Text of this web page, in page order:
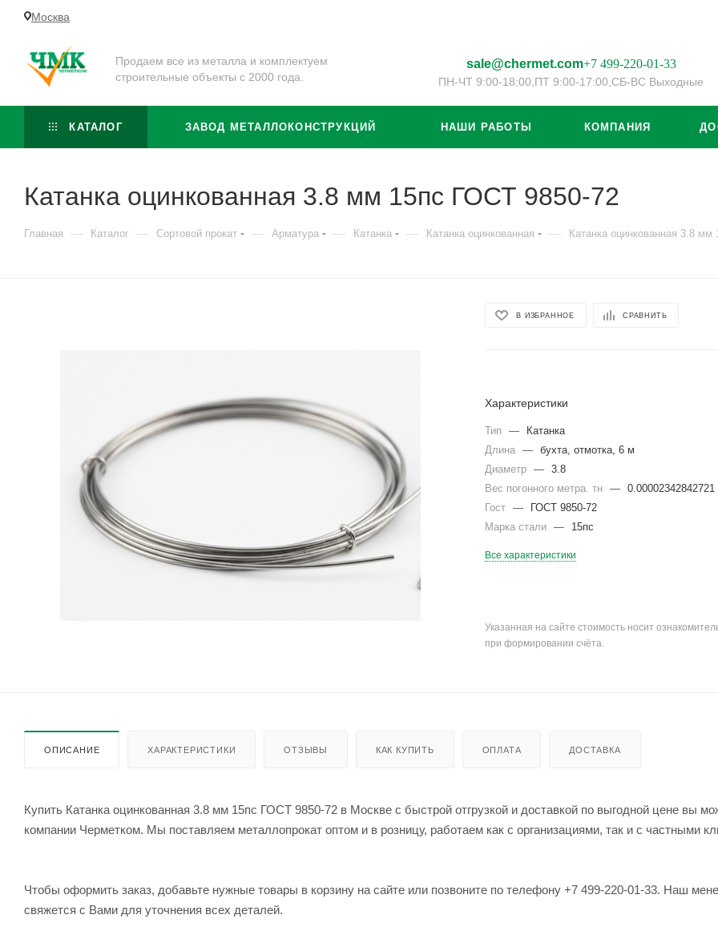
Москва
Продаем все из металла и комплектуем
строительные объекты с 2000 года.
sale@chermet.com+7 499-220-01-33
ПН-ЧТ 9:00-18:00, ПТ 9:00-17:00, СБ-ВС Выходные
КАТАЛОГ ЗАВОД МЕТАЛЛОКОНСТРУКЦИЙ НАШИ РАБОТЫ КОМПАНИЯ
Катанка оцинкованная 3.8 мм 15пс ГОСТ 9850-72
Главная — Каталог — Сортовой прокат — Арматура — Катанка — Катанка оцинкованная — Катанка оцинкованная 3.8
В ИЗБРАННОЕ СРАВНИТЬ
Характеристики
Тип —
Катанка
Длина
—
бухта, отмотка, 6 м
Диаметр
—
3.8
Вес погонного метра. тн
—
0.00002342842721
Гост
—
ГОСТ 9850-72
Марка стали
— 15пс
Все характеристики
Указанная на сайте стоимость носит
при формировании счёта.
ОПИСАНИЕ ХАРАКТЕРИСТИКИ ОТЗЫВЫ КАК КУПИТЬ ОПЛАТА ДОСТАВКА
Купить Катанка оцинкованная 3.8 мм 15пс ГОСТ 9850-72 в Москве с быстрой отгрузкой и доставкой по выгодной цене вы
компании Черметком. Мы поставляем металлопрокат оптом и в розницу, работаем как с организациями, так и с частными
Чтобы оформить заказ, добавьте нужные товары в корзину на сайте или позвоните по телефону +7 499-220-01-33. Наш
свяжется с Вами для уточнения всех деталей.